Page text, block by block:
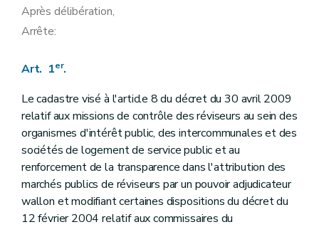
Après délibération,
Arrête:
Art. 1er.
Le cadastre visé à l'article 8 du décret du 30 avril 2009
relatif aux missions de contrôle des réviseurs au sein des
organismes d'intérêt public, des intercommunales et des
sociétés de logement de service public et au
renforcement de la transparence dans l'attribution des
marchés publics de réviseurs par un pouvoir adjudicateur
wallon et modifiant certaines dispositions du décret du
12 février 2004 relatif aux commissaires du